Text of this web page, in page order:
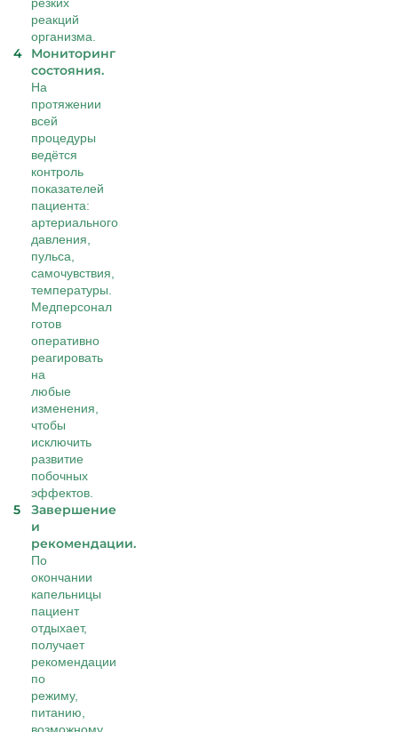
реакций
организма.
Мониторинг
состояния.
На
протяжении
всей
процедуры
ведётся
контроль
показателей
пациента:
артериального
давления,
пульса,
самочувствия,
температуры.
Медперсонал
готов
оперативно
реагировать
на
любые
изменения,
чтобы
исключить
развитие
побочных
эффектов.
Завершение
и
рекомендации.
По
окончании
капельницы
пациент
отдыхает,
получает
рекомендации
по
режиму,
питанию,